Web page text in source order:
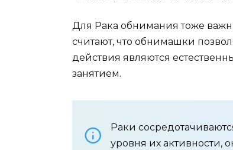
Для Рака обнимания тоже
считают, что обнимашки
действия являются
занятием.
Раки
уровня их активности,